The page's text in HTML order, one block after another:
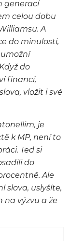
generací
celou dobu
A
do minulosti,
do
financí,
vložit i své
je
k MP, není to
Teď si
do
Ale
slova, uslyšíte,
na výzvu a že